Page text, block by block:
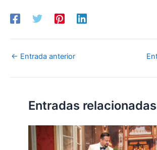
← Entrada anterior
Entradas relacionadas